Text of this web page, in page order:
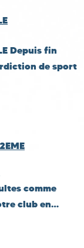
Depuis fin
de sport
comme
club en…